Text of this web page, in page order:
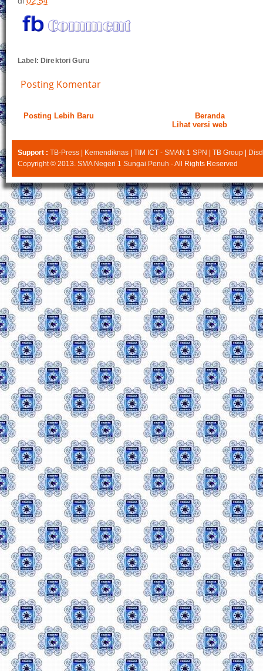
Label: Direktori Guru
Posting Komentar
Posting Lebih Baru
Beranda
Lihat versi web
Support : TB-Press Kemendiknas TIM ICT - SMAN 1 SPN TB Group
Copyright © 2013. SMA Negeri 1 Sungai Penuh - All Rights Reserved